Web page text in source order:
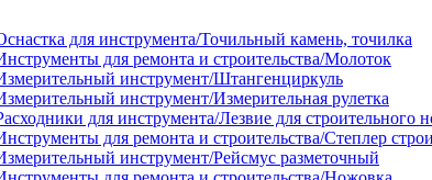
для инструмента/Точильный камень, точилка
для ремонта и строительства/Молоток
инструмент/Штангенциркуль
инструмент/Измерительная рулетка
для инструмента/Лезвие для строительного
для ремонта и строительства/Степлер
инструмент/Рейсмус разметочный